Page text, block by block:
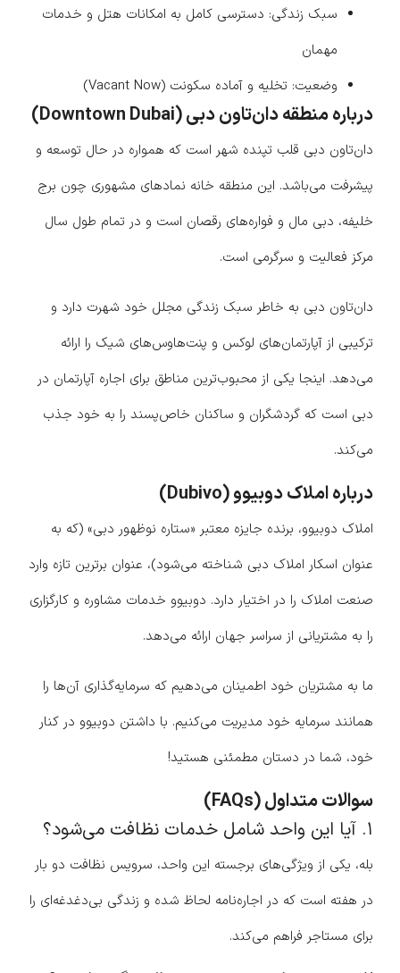
سبک زندگی: دسترسی کامل به امکانات هتل و خدمات
مهمان
وضعیت: تخلیه و آماده سکونت (Vacant Now)
درباره منطقه دان‌تاون دبی (Downtown Dubai)
دان‌تاون دبی قلب تپنده شهر است که همواره در حال توسعه و
پیشرفت می‌باشد. این منطقه خانه نمادهای مشهوری چون برج
خلیفه، دبی مال و فواره‌های رقصان است و در تمام طول سال
مرکز فعالیت و سرگرمی است.
دان‌تاون دبی به خاطر سبک زندگی مجلل خود شهرت دارد و
ترکیبی از آپارتمان‌های لوکس و پنت‌هاوس‌های شیک را ارائه
می‌دهد. اینجا یکی از محبوب‌ترین مناطق برای اجاره آپارتمان در
دبی است که گردشگران و ساکنان خاص‌پسند را به خود جذب
می‌کند.
درباره املاک دوبیوو (Dubivo)
املاک دوبیوو، برنده جایزه معتبر «ستاره نوظهور دبی» (که به
عنوان اسکار املاک دبی شناخته می‌شود)، عنوان برترین تازه وارد
صنعت املاک را در اختیار دارد. دوبیوو خدمات مشاوره و کارگزاری
را به مشتریانی از سراسر جهان ارائه می‌دهد.
ما به مشتریان خود اطمینان می‌دهیم که سرمایه‌گذاری آن‌ها را
همانند سرمایه خود مدیریت می‌کنیم. با داشتن دوبیوو در کنار
خود، شما در دستان مطمئنی هستید!
سوالات متداول (FAQs)
۱. آیا این واحد شامل خدمات نظافت می‌شود؟
بله، یکی از ویژگی‌های برجسته این واحد، سرویس نظافت دو بار
در هفته است که در اجاره‌نامه لحاظ شده و زندگی بی‌دغدغه‌ای را
برای مستاجر فراهم می‌کند.